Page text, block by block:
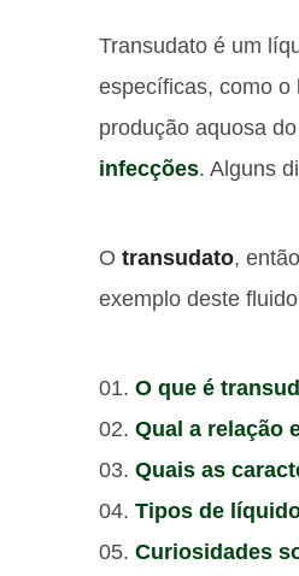
Transudato é um
específicas, como o
produção aquosa
infecções. Alguns
O transudato,
exemplo deste
O que é
Qual a relação
Quais as
Tipos de
Curiosidades